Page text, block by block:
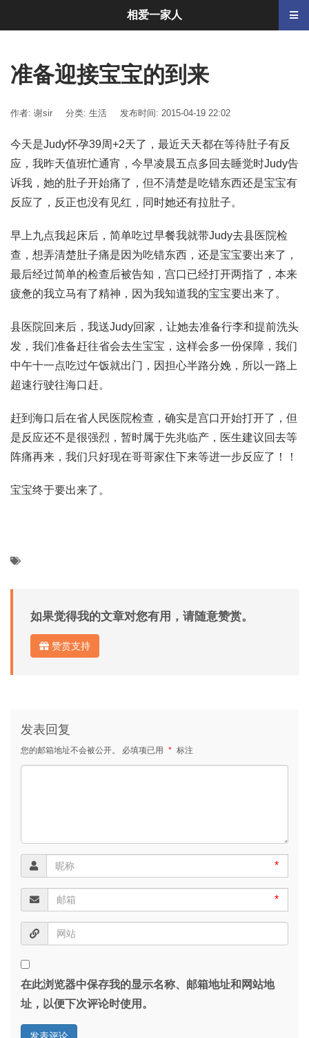
准备迎接宝宝的到来
作者: 谢sir 分类: 生活 发布时间: 2015-04-19 22:02
今天是Judy怀孕39周+2天了，最近天天都在等待肚子有反
应，我昨天值班忙通宵，今早凌晨五点多回去睡觉时Judy告
诉我，她的肚子开始痛了，但不清楚是吃错东西还是宝宝有
反应了，反正也没有见红，同时她还有拉肚子。
早上九点我起床后，简单吃过早餐我就带Judy去县医院检
查，想弄清楚肚子痛是因为吃错东西，还是宝宝要出来了，
最后经过简单的检查后被告知，宫口已经打开两指了，本来
疲惫的我立马有了精神，因为我知道我的宝宝要出来了。
县医院回来后，我送Judy回家，让她去准备行李和提前洗头
发，我们准备赶往省会去生宝宝，这样会多一份保障，我们
中午十一点吃过午饭就出门，因担心半路分娩，所以一路上
超速行驶往海口赶。
赶到海口后在省人民医院检查，确实是宫口开始打开了，但
是反应还不是很强烈，暂时属于先兆临产，医生建议回去等
阵痛再来，我们只好现在哥哥家住下来等进一步反应了！！
宝宝终于要出来了。
如果觉得我的文章对您有用，请随意赞赏。
赞赏支持
发表回复
您的邮箱地址不会被公开。 必填项已用 * 标注
*
*
在此浏览器中保存我的显示名称、邮箱地址和网站地
址，以便下次评论时使用。
相爱一家人